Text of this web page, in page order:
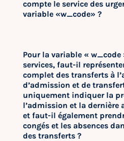
compte le service des
variable «w_code» ?
Pour la variable « w_code
services, faut-il
complet des transferts à
d’admission et de
uniquement indiquer la
l’admission et la dernière
et faut-il également
congés et les absences
des transferts ?